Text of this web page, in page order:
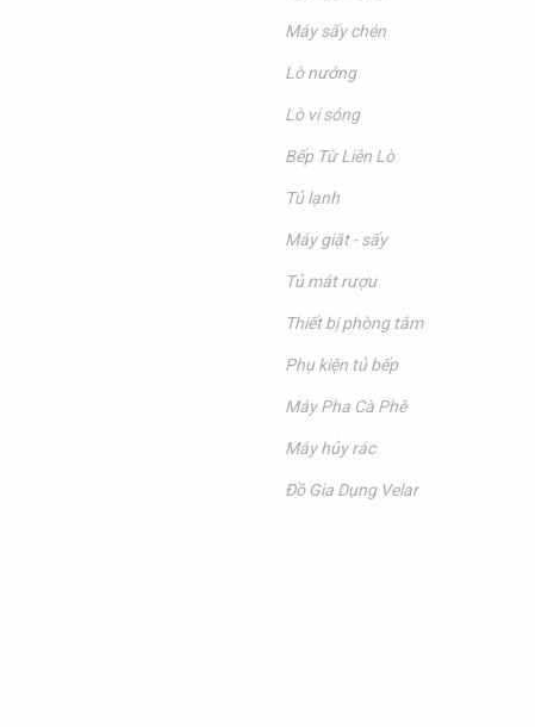
Máy sấy chén
Lò nướng
Lò vi sóng
Bếp Từ Liên Lò
Tủ lạnh
Máy giặt - sấy
Tủ mát rượu
Thiết bị phòng tắm
Phụ kiện tủ bếp
Máy Pha Cà Phê
Máy hủy rác
Đồ Gia Dụng Velar